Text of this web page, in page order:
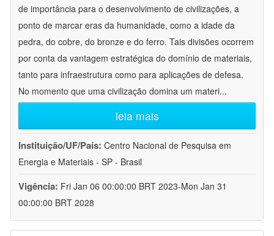
de importância para o desenvolvimento de civilizações, a
ponto de marcar eras da humanidade, como a idade da
pedra, do cobre, do bronze e do ferro. Tais divisões ocorrem
por conta da vantagem estratégica do domínio de materiais,
tanto para infraestrutura como para aplicações de defesa.
No momento que uma civilização domina um materi...
leia mais
Instituição/UF/País: Centro Nacional de Pesquisa em
Energia e Materiais - SP - Brasil
Vigência: Fri Jan 06 00:00:00 BRT 2023-Mon Jan 31
00:00:00 BRT 2028